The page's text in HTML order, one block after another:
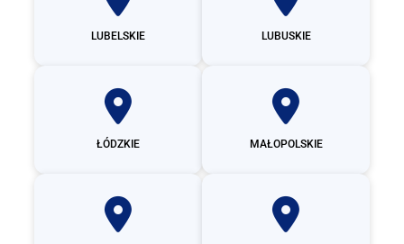
LUBELSKIE LUBUSKIE
ŁÓDZKIE MAŁOPOLSKIE